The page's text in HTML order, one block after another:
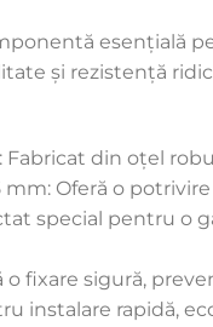
esențială
și rezistență
Fabricat din oțel
mm: Oferă o
special pentru o
fixare sigură,
instalare rapidă,